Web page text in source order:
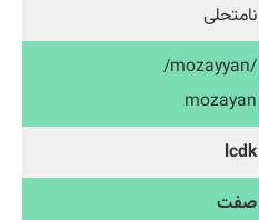
نامتحلی
/mozayyan/
mozayan
lcdk
صفت